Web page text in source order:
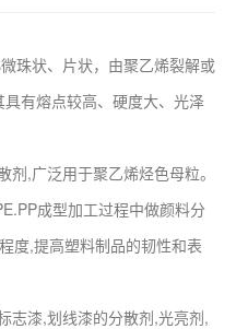
珠状、片状，由聚乙烯裂解或
有熔点较高、硬度大、光泽
,广泛用于聚乙烯烃色母粒。
成型加工过程中做颜料分
度,提高塑料制品的韧性和表
漆,划线漆的分散剂,光亮剂,